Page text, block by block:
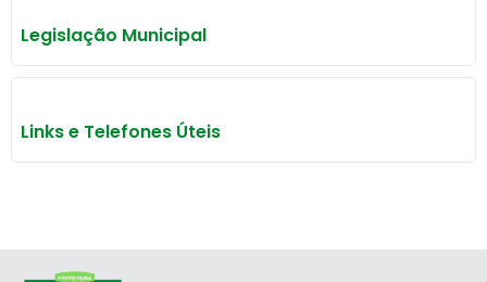
Legislação Municipal
Links e Telefones Úteis